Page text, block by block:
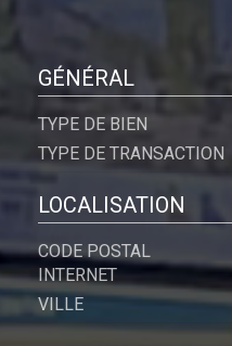
GÉNÉRAL
TYPE DE BIEN
TYPE DE TRANSACTION
LOCALISATION
CODE POSTAL
INTERNET
VILLE